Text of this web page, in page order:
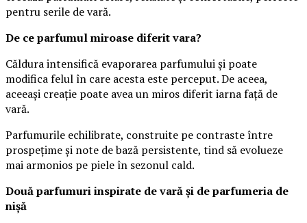
pentru serile de vară.
De ce parfumul miroase diferit vara?
Căldura intensifică evaporarea parfumului și poate
modifica felul în care acesta este perceput. De aceea,
aceeași creație poate avea un miros diferit iarna față de
vară.
Parfumurile echilibrate, construite pe contraste între
prospețime și note de bază persistente, tind să evolueze
mai armonios pe piele în sezonul cald.
Două parfumuri inspirate de vară și de parfumeria de
nișă